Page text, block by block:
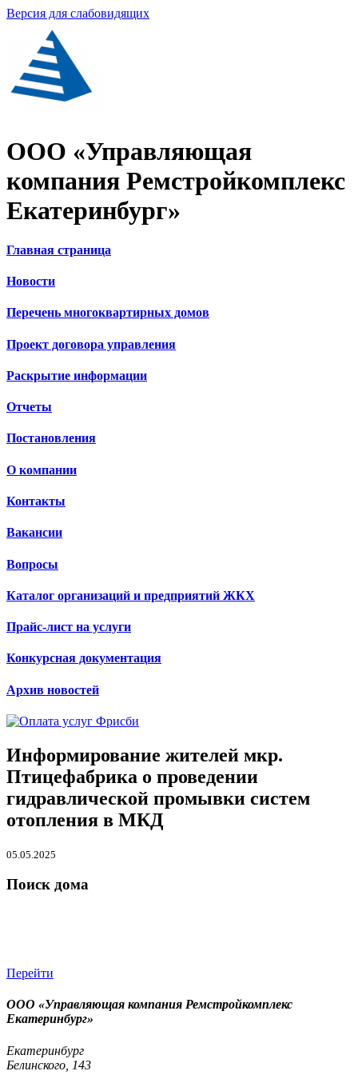
Версия для слабовидящих
ООО «Управляющая
компания Ремстройкомплекс
Екатеринбург»
Главная страница
Новости
Перечень многоквартирных домов
Проект договора управления
Раскрытие информации
Отчеты
Постановления
О компании
Контакты
Вакансии
Вопросы
Каталог организаций и предприятий ЖКХ
Прайс-лист на услуги
Конкурсная документация
Архив новостей
Информирование жителей мкр.
Птицефабрика о проведении
гидравлической промывки систем
отопления в МКД
05.05.2025
Поиск дома
Перейти
ООО «Управляющая компания Ремстройкомплекс
Екатеринбург»
Екатеринбург
Белинского, 143